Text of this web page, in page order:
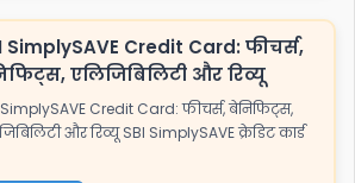
SimplySAVE Credit Card: फीचर्स,
एलिजिबिलिटी और रिव्यू
SimplySAVE Credit Card: फीचर्स, बेनिफिट्स,
और रिव्यू SBI SimplySAVE क्रेडिट कार्ड